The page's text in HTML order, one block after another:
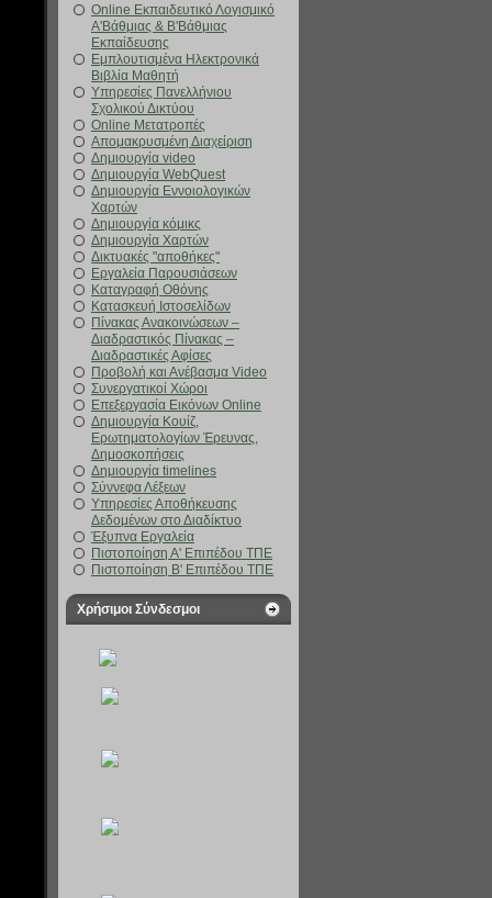
Online Εκπαιδευτικό Λογισμικό
Α'Βάθμιας & Β'Βάθμιας
Εκπαίδευσης
Εμπλουτισμένα Ηλεκτρονικά
Βιβλία Μαθητή
Υπηρεσίες Πανελλήνιου
Σχολικού Δικτύου
Online Μετατροπές
Απομακρυσμένη Διαχείριση
Δημιουργία video
Δημιουργία WebQuest
Δημιουργία Εννοιολογικών
Χαρτών
Δημιουργία κόμικς
Δημιουργία Χαρτών
Δικτυακές "αποθήκες"
Εργαλεία Παρουσιάσεων
Καταγραφή Οθόνης
Κατασκευή Ιστοσελίδων
Πίνακας Ανακοινώσεων –
Διαδραστικός Πίνακας –
Διαδραστικές Αφίσες
Προβολή και Ανέβασμα Video
Συνεργατικοί Χώροι
Επεξεργασία Εικόνων Online
Δημιουργία Κουίζ,
Ερωτηματολογίων Έρευνας,
Δημοσκοπήσεις
Δημιουργία timelines
Σύννεφα Λέξεων
Υπηρεσίες Αποθήκευσης
Δεδομένων στο Διαδίκτυο
Έξυπνα Εργαλεία
Πιστοποίηση Α' Επιπέδου ΤΠΕ
Πιστοποίηση Β' Επιπέδου ΤΠΕ
Χρήσιμοι Σύνδεσμοι